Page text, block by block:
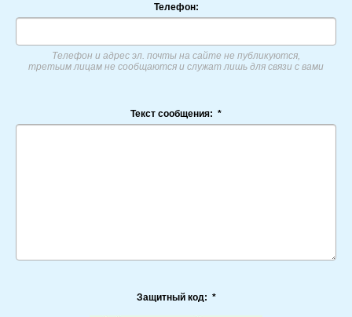
Телефон:
Телефон и адрес эл. почты на сайте не публикуются,
третьим лицам не сообщаются и служат лишь для связи с вами
Текст сообщения: *
Защитный код: *